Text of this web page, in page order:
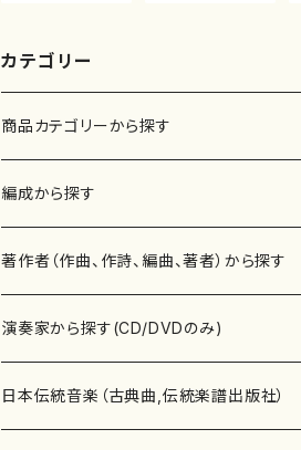
カテゴリー
商品カテゴリーから探す
楽譜
書籍
書籍
テキストブック
CD・DVD
チケット
編成から探す
邦楽器
箏・琴（ソロ）
箏・琴（合奏）
合唱
混声合唱
歌・声
著作者（作曲、作詩、編曲、著者）から探す
あ行
青木省三(アオキ ショウゾウ)
か行
演奏家から探す(CD/DVDのみ)
邦楽（箏、三味線、尺八等）演奏家
日本伝統音楽（古典曲,伝統楽譜出版社）